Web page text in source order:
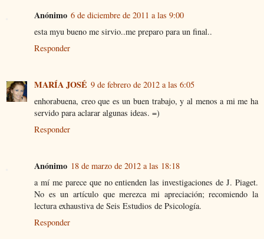
Anónimo 6 de diciembre de 2011 a las 9:00
esta myu bueno me sirvio..me preparo para un final..
Responder
MARÍA JOSÉ 9 de febrero de 2012 a las 6:05
enhorabuena, creo que es un buen trabajo, y al menos a mi me ha
servido para aclarar algunas ideas. =)
Responder
Anónimo 18 de marzo de 2012 a las 18:18
a mí me parece que no entienden las investigaciones de J. Piaget.
No es un artículo que merezca mi apreciación; recomiendo la
lectura exhaustiva de Seis Estudios de Psicología.
Responder